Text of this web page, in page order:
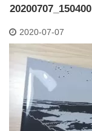
20200707_150400
2020-07-07